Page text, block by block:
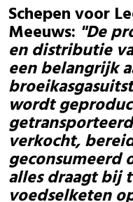
Schepen voor
Meeuws: "De
en distributie
een belangrijk
wordt
verkocht,
geconsumeerd
alles draagt bij
voedselketen